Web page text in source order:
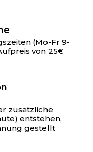
(Mo-Fr 9-
von 25€
zusätzliche
entstehen,
gestellt